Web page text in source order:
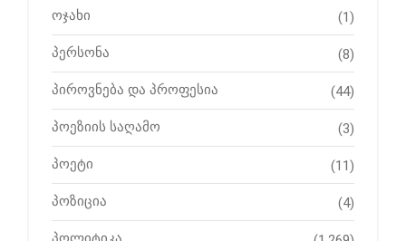
ოჯახი (1)
პერსონა (8)
პიროვნება და პროფესია (44)
პოეზიის საღამო (3)
პოეტი (11)
პოზიცია (4)